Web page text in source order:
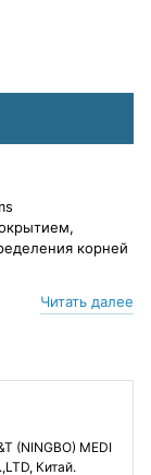
корней
Читать далее
(NINGBO) MEDI
Китай.